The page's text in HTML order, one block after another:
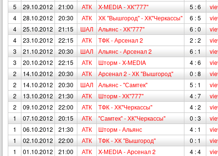
5
29.10.2012 21:00 АТК X-МEDIA - ХК"777" 5 : 6
4
28.10.2012 20:30 АТК ХК "Вышгород" - ХК"Черкассы" 6 : 5
4
25.10.2012 21:15 ШАЛ Альянс - ХК"777" 6 : 0
4
23.10.2012 22:15 АТК ТФК - Арсенал 2 2 : 2
3
21.10.2012 20:30 ШАЛ Альянс - Арсенал 2 6 : 1
3
20.10.2012 22:15 АТК Шторм - X-МEDIA 4 : 6
2
14.10.2012 20:30 АТК Арсенал 2 - ХК "Вышгород" 0 : 8
2
14.10.2012 20:30 ШАЛ Альянс - "Самтек" 5 : 1
2
13.10.2012 21:30 АТК Шторм - ХК"777" 4 : 7
2
09.10.2012 22:00 АТК ТФК - ХК"Черкассы" 4 : 2
1
07.10.2012 20:15 АТК "Самтек" - ХК"Черкассы" 0 : 3
1
06.10.2012 21:30 АТК Шторм - Альянс 4 : 1
1
02.10.2012 22:00 АТК ТФК - ХК "Вышгород" 0 : 1
1
01.10.2012 21:00 АТК X-МEDIA - Арсенал 2 4 : 4